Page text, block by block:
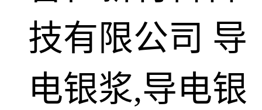
技有限公司 导
电银浆,导电银